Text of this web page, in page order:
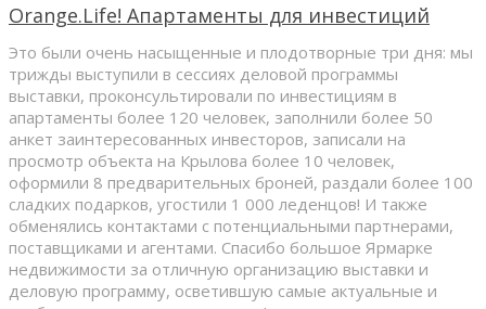
Orange.Life! Апартаменты для инвестиций
Это были очень насыщенные и плодотворные три дня: мы
трижды выступили в сессиях деловой программы
выставки, проконсультировали по инвестициям в
апартаменты более 120 человек, заполнили более 50
анкет заинтересованных инвесторов, записали на
просмотр объекта на Крылова более 10 человек,
оформили 8 предварительных броней, раздали более 100
сладких подарков, угостили 1 000 леденцов! И также
обменялись контактами с потенциальными партнерами,
поставщиками и агентами. Спасибо большое Ярмарке
недвижимости за отличную организацию выставки и
деловую программу, осветившую самые актуальные и